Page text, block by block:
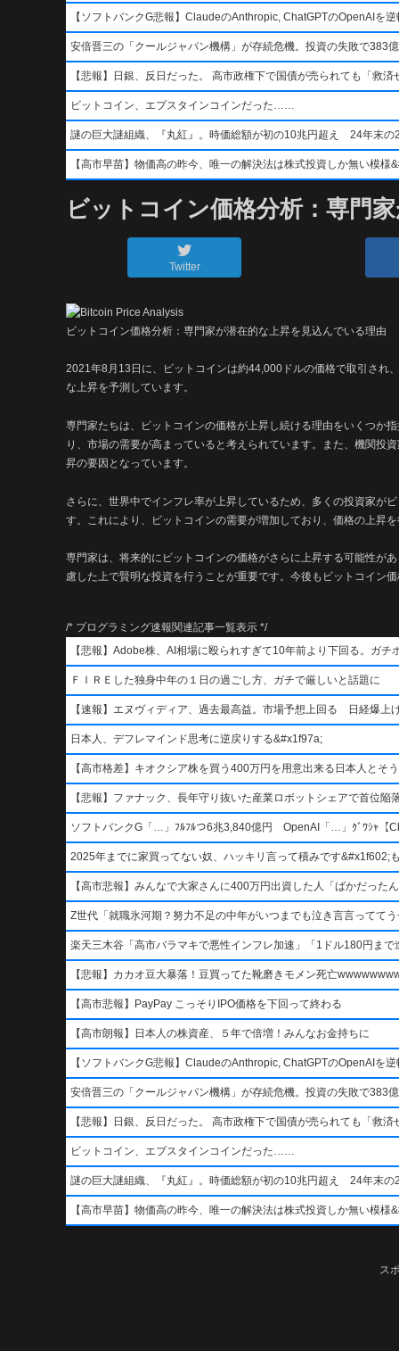
【ソフトバンクG悲報】ClaudeのAnthropic, ChatGPTのOpenAI
安倍晋三の「クールジャパン機構」が存続危機。投資の失敗で383
【悲報】日銀、反日だった。 高市政権下で国債が売られても「救済
ビットコイン、エプスタインコインだった……
謎の巨大謎組織、『丸紅』。時価総額が初の10兆円超え 24年末の
【高市早苗】物価高の昨今、唯一の解決法は株式投資しか無い模
ビットコイン価格分析：専門
Twitter
ビットコイン価格分析：専門家が潜在的な上昇を見込んでいる理由
2021年8月13日に、ビットコインは約44,000ドルの価格で取引され
な上昇を予測しています。
専門家たちは、ビットコインの価格が上昇し続ける理由をいくつか
り、市場の需要が高まっていると考えられています。また、機関投
昇の要因となっています。
さらに、世界中でインフレ率が上昇しているため、多くの投資家が
す。これにより、ビットコインの需要が増加しており、価格の上昇
専門家は、将来的にビットコインの価格がさらに上昇する可能性が
慮した上で賢明な投資を行うことが重要です。今後もビットコイン
/* プログラミング速報関連記事一覧表示 */
【悲報】Adobe株、AI相場に殴られすぎて10年前より下回る。ガチ
ＦＩＲＥした独身中年の１日の過ごし方、ガチで厳しいと話題に
【速報】エヌヴィディア、過去最高益。市場予想上回る 日経爆上
日本人、デフレマインド思考に逆戻りする&#x1f97a;
【高市格差】キオクシア株を買う400万円を用意出来る日本人とそ
【悲報】ファナック、長年守り抜いた産業ロボットシェアで首位
ソフトバンクG「…」ﾌﾙﾌﾙつ6兆3,840億円 OpenAI「…」ｸﾞﾜｼｬ【
2025年までに家買ってない奴、ハッキリ言って積みです
【高市悲報】みんなで大家さんに400万円出資した人「ばかだった
Z世代「就職氷河期？努力不足の中年がいつまでも泣き言言ってて
楽天三木谷「高市バラマキで悪性インフレ加速」「1ドル180円ま
【悲報】カカオ豆大暴落！豆買ってた靴磨きモメン死亡
【高市悲報】PayPay こっそりIPO価格を下回って終わる
【高市朗報】日本人の株資産、５年で倍増！みんなお金持ちに
【ソフトバンクG悲報】ClaudeのAnthropic, ChatGPTのOpenAI
安倍晋三の「クールジャパン機構」が存続危機。投資の失敗で383
【悲報】日銀、反日だった。 高市政権下で国債が売られても「救済
ビットコイン、エプスタインコインだった……
謎の巨大謎組織、『丸紅』。時価総額が初の10兆円超え 24年末の
【高市早苗】物価高の昨今、唯一の解決法は株式投資しか無い模
ス